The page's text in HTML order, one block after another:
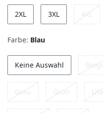
2XL 3XL 4XL
Farbe: Blau
Keine Auswahl Beige
Grau Grün Lila